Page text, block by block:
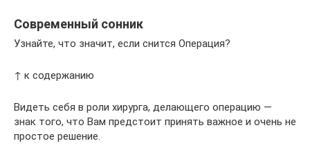
Современный сонник
Узнайте, что значит, если снится Операция?
↑ к содержанию
Видеть себя в роли хирурга, делающего операцию —
знак того, что Вам предстоит принять важное и очень не
простое решение.